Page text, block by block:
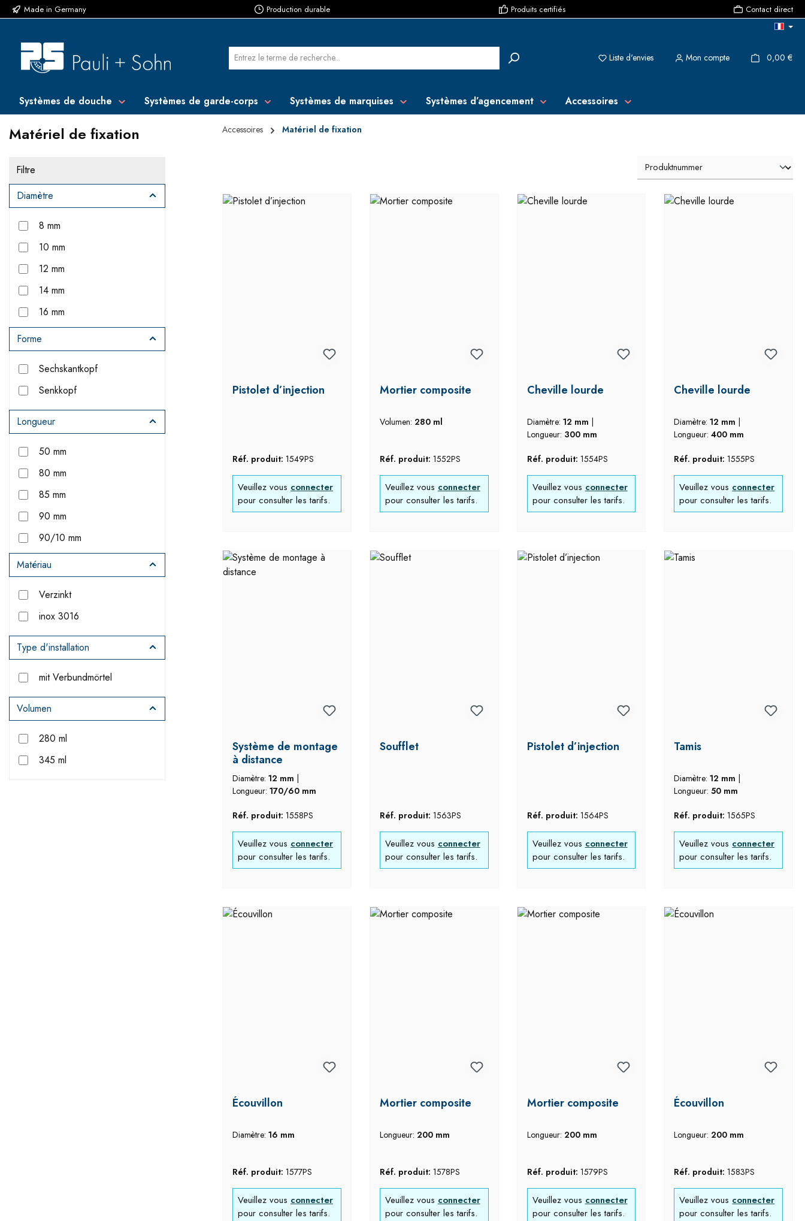
au contenu principal
Passer à la recherche
Passer à la navigation principale
Made in Germany Production durable Produits certifiés Contact direct
Liste d'enviesVous avez 0 articles dans votre liste de
Mon compte 0,00 €
Systèmes de douche Systèmes de garde-corps Systèmes de marquises Systèmes d’agencement Accessoires
Matériel de fixation
Filtre
Diamètre
8 mm
10 mm
12 mm
14 mm
16 mm
22 mm
30 mm
Forme
Sechskantkopf
Senkkopf
Longueur
50 mm
80 mm
85 mm
90 mm
90/10 mm
105/25 mm
110/10 mm
115/35 mm
120 mm
120/20 mm
170/60 mm
190/80 mm
200 mm
Matériau
Verzinkt
inox 3016
Type d'installation
mit Verbundmörtel
Volumen
280 ml
345 ml
Accessoires Matériel de fixation
Pistolet d’injection
Réf. produit: 1549PS
Veuillez vous connecter
pour consulter les tarifs.
Mortier composite
Volumen: 280 ml
Réf. produit: 1552PS
Veuillez vous connecter
pour consulter les tarifs.
Cheville lourde
Diamètre: 12 mm
Longueur: 300 mm
Réf. produit: 1554PS
Veuillez vous connecter
pour consulter les tarifs.
Cheville lourde
Diamètre:12 mm
Longueur:400 mm
Réf. produit:1555PS
Veuillez vous connecter
pour consulter les tarifs.
Système de montage
à distance
Diamètre: 12 mm
Longueur: 170/60 mm
Réf. produit: 1558PS
Veuillez vous connecter
pour consulter les tarifs.
Soufflet
Réf. produit: 1563PS
Veuillez vous connecter
pour consulter les tarifs.
Pistolet d’injection
Réf. produit: 1564PS
Veuillez vous connecter
pour consulter les tarifs.
Tamis
Diamètre:12 mm
Longueur:50 mm
Réf. produit:1565PS
Veuillez vous connecter
pour consulter les tarifs.
Écouvillon
Diamètre: 16 mm
Réf. produit: 1577PS
Veuillez vous connecter
pour consulter les tarifs.
Mortier composite
Longueur: 200 mm
Réf. produit: 1578PS
Veuillez vous connecter
pour consulter les tarifs.
Mortier composite
Longueur: 200 mm
Réf. produit: 1579PS
Veuillez vous connecter
pour consulter les tarifs.
Écouvillon
Longueur:200 mm
Réf. produit:1583PS
Veuillez vous connecter
pour consulter les tarifs.